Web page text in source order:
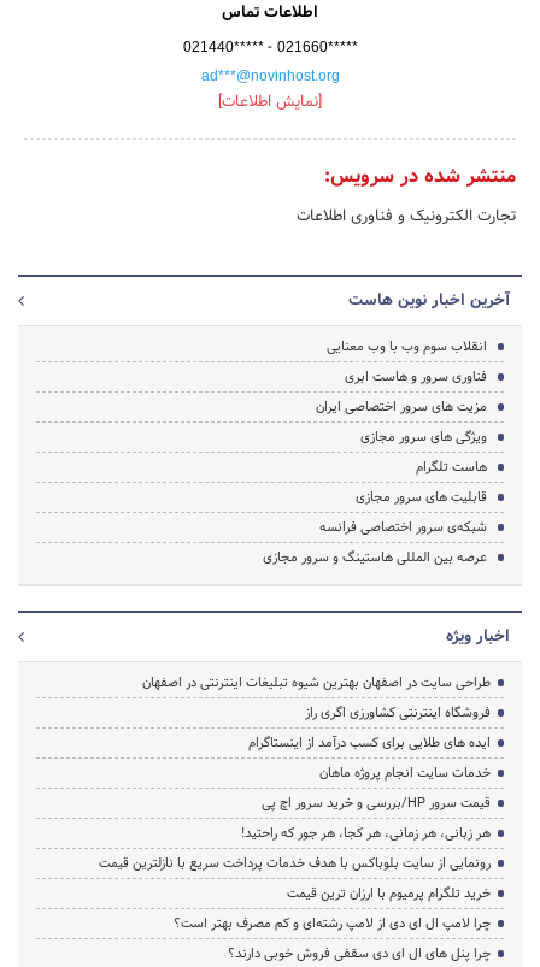
اطلاعات تماس
021440***** - 021660*****
ad***@novinhost.org
[نمایش اطلاعات]
منتشر شده در سرویس:
تجارت الکترونیک و فناوری اطلاعات
آخرین اخبار نوین هاست
انقلاب سوم وب با وب معنایی
فناوری سرور و هاست ابری
مزیت های سرور اختصاصی ایران
ویژگی های سرور مجازی
هاست تلگرام
قابلیت های سرور مجازی
شبکه‌ی سرور اختصاصی فرانسه
عرصه بین المللی هاستینگ و سرور مجازی
اخبار ویژه
طراحی سایت در اصفهان بهترین شیوه تبلیغات اینترنتی در اصفهان
فروشگاه اینترنتی کشاورزی اگری راز
ایده های طلایی برای کسب درآمد از اینستاگرام
خدمات سایت انجام پروژه ماهان
قیمت سرور HP/بررسی و خرید سرور اچ پی
هر زبانی، هر زمانی، هر کجا، هر جور که راحتید!
رونمایی از سایت بلوباکس با هدف خدمات پرداخت سریع با نازلترین قیمت
خرید تلگرام پرمیوم با ارزان ترین قیمت
چرا لامپ ال ای دی از لامپ رشته‌ای و کم مصرف بهتر است؟
چرا پنل های ال ای دی سقفی فروش خوبی دارند؟